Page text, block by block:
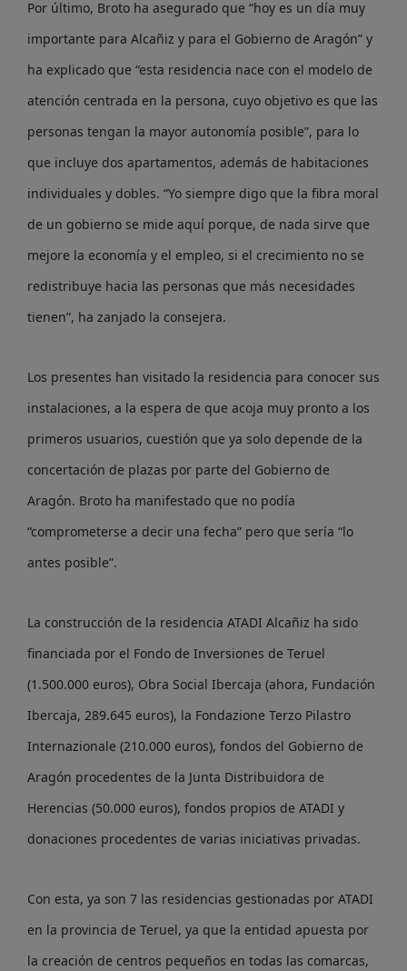
Por último, Broto ha asegurado que “hoy es un día muy
importante para Alcañiz y para el Gobierno de Aragón” y
ha explicado que “esta residencia nace con el modelo de
atención centrada en la persona, cuyo objetivo es que las
personas tengan la mayor autonomía posible”, para lo
que incluye dos apartamentos, además de habitaciones
individuales y dobles. “Yo siempre digo que la fibra moral
de un gobierno se mide aquí porque, de nada sirve que
mejore la economía y el empleo, si el crecimiento no se
redistribuye hacia las personas que más necesidades
tienen”, ha zanjado la consejera.
Los presentes han visitado la residencia para conocer sus
instalaciones, a la espera de que acoja muy pronto a los
primeros usuarios, cuestión que ya solo depende de la
concertación de plazas por parte del Gobierno de
Aragón. Broto ha manifestado que no podía
“comprometerse a decir una fecha” pero que sería “lo
antes posible”.
La construcción de la residencia ATADI Alcañiz ha sido
financiada por el Fondo de Inversiones de Teruel
(1.500.000 euros), Obra Social Ibercaja (ahora, Fundación
Ibercaja, 289.645 euros), la Fondazione Terzo Pilastro
Internazionale (210.000 euros), fondos del Gobierno de
Aragón procedentes de la Junta Distribuidora de
Herencias (50.000 euros), fondos propios de ATADI y
donaciones procedentes de varias iniciativas privadas.
Con esta, ya son 7 las residencias gestionadas por ATADI
en la provincia de Teruel, ya que la entidad apuesta por
la creación de centros pequeños en todas las comarcas,